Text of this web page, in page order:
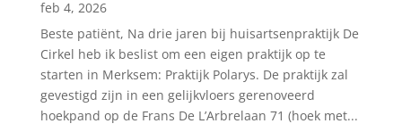
feb 4, 2026
Beste patiënt, Na drie jaren bij huisartsenpraktijk De
Cirkel heb ik beslist om een eigen praktijk op te
starten in Merksem: Praktijk Polarys. De praktijk zal
gevestigd zijn in een gelijkvloers gerenoveerd
hoekpand op de Frans De L’Arbrelaan 71 (hoek met...